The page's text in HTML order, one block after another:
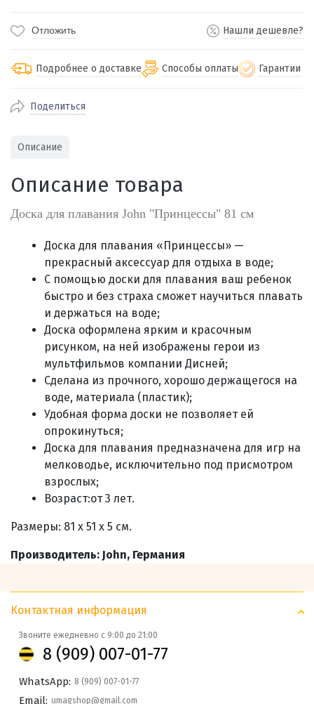
Отложить Нашли дешевле?
Подробнее о доставке
По Екатеринбургу бесплатная
Отправляем во все регионы России
службами Пэк, Кит, Луч, Сдэк, Озон
доставка, Почта РФ или любой другой
Способы оплаты
Через СБП при получении (для
Екатеринбурга и близлежащих
городов)
Оплата по счету для юридических лиц
Гарантии
Поделиться
Описание
Описание товара
Доска для плавания John "Принцессы" 81 см
Доска для плавания «Принцессы» —
прекрасный аксессуар для отдыха в воде;
С помощью доски для плавания ваш ребенок
быстро и без страха сможет научиться плавать
и держаться на воде;
Доска оформлена ярким и красочным
рисунком, на ней изображены герои из
мультфильмов компании Дисней;
Сделана из прочного, хорошо держащегося на
воде, материала (пластик);
Удобная форма доски не позволяет ей
опрокинуться;
Доска для плавания предназначена для игр на
мелководье, исключительно под присмотром
взрослых;
Возраст:от 3 лет.
Размеры: 81 x 51 x 5 см.
Производитель: John, Германия
Контактная информация
Звоните ежедневно с 9:00 до 21:00
8 (909) 007-01-77
WhatsApp: 8 (909) 007-01-77
Email: umagshop@gmail.com